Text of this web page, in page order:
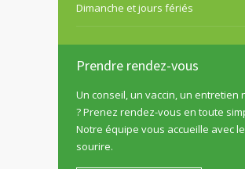
Dimanche et jours fériés
Prendre rendez-vous
Un conseil, un vaccin, un entretien
? Prenez rendez-vous en toute
Notre équipe vous accueille avec le
sourire.